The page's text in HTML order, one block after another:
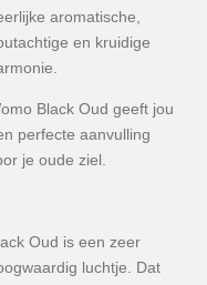
aromatische,
en kruidige
Black Oud geeft jou
perfecte aanvulling
je oude ziel.
Oud is een zeer
luchtje. Dat